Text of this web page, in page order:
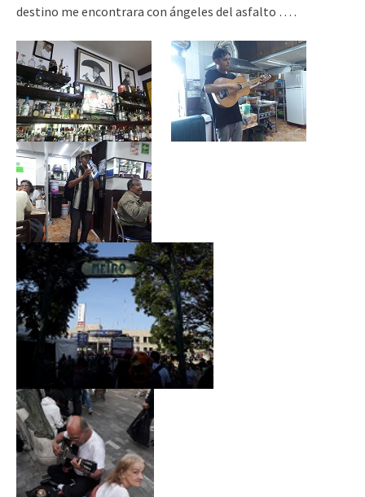
destino me encontrara con ángeles del asfalto … .